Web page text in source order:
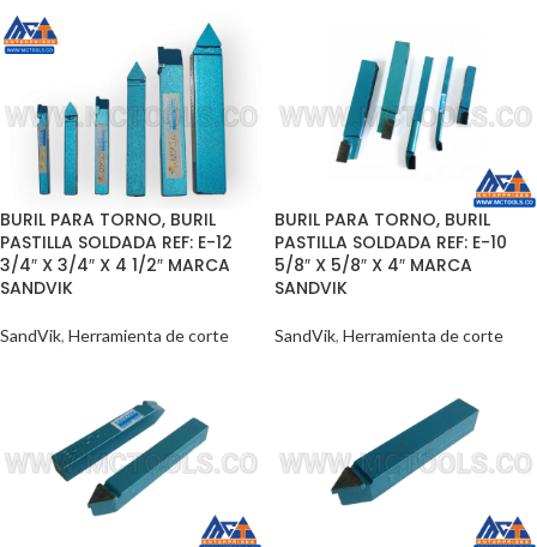
BURIL PARA TORNO, BURIL
PASTILLA SOLDADA REF: E-12
3/4″ X 3/4″ X 4 1/2″ MARCA
SANDVIK
SandVik, Herramienta de corte
BURIL PARA TORNO, BURIL
PASTILLA SOLDADA REF: E-10
5/8″ X 5/8″ X 4″ MARCA
SANDVIK
SandVik, Herramienta de corte